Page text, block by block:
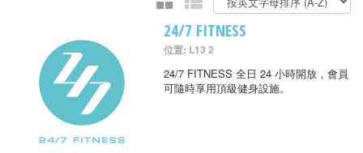
24/7 FITNESS
位置: L13 2
24/7 FITNESS 全日 24 小時開放，會員
可隨時享用頂級健身設施。